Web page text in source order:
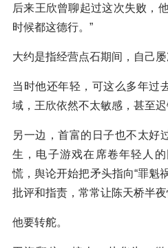
后来王欣曾聊起过这次失败，
时候都这德行。”
大约是指经营点石期间，自己屡
当时他还年轻，可这么多年过
域，王欣依然不太敏感，甚至迟
另一边，首富的日子也不太好
生，电子游戏在席卷年轻人
慌，舆论开始把矛头指向“罪魁
批评和指责，常常让陈天桥半夜
他要转舵。